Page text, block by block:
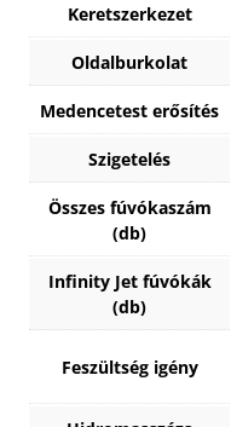
Keretszerkezet
Oldalburkolat
Medencetest erősítés
Szigetelés
Összes fúvókaszám
(db)
Infinity Jet fúvókák
(db)
Feszültség igény